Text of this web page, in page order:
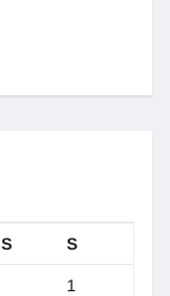
S S
1